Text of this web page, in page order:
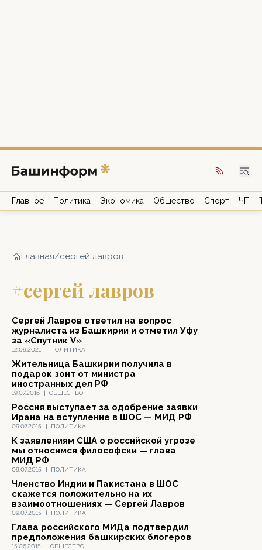
Главное Политика Экономика Общество Спорт ЧП
Главная/сергей лавров
#сергей лавров
12.09.2021 | ПОЛИТИКА
Сергей Лавров ответил на вопрос
журналиста из Башкирии и отметил Уфу
за «Спутник V»
19.07.2016 | ОБЩЕСТВО
Жительница Башкирии получила в
подарок зонт от министра
иностранных дел РФ
09.07.2015 | ПОЛИТИКА
Россия выступает за одобрение заявки
Ирана на вступление в ШОС — МИД РФ
09.07.2015 | ПОЛИТИКА
К заявлениям США о российской угрозе
мы относимся философски — глава
МИД РФ
09.07.2015 | ПОЛИТИКА
Членство Индии и Пакистана в ШОС
скажется положительно на их
взаимоотношениях — Сергей Лавров
15.06.2015 | ОБЩЕСТВО
Глава российского МИДа подтвердил
предположения башкирских блогеров